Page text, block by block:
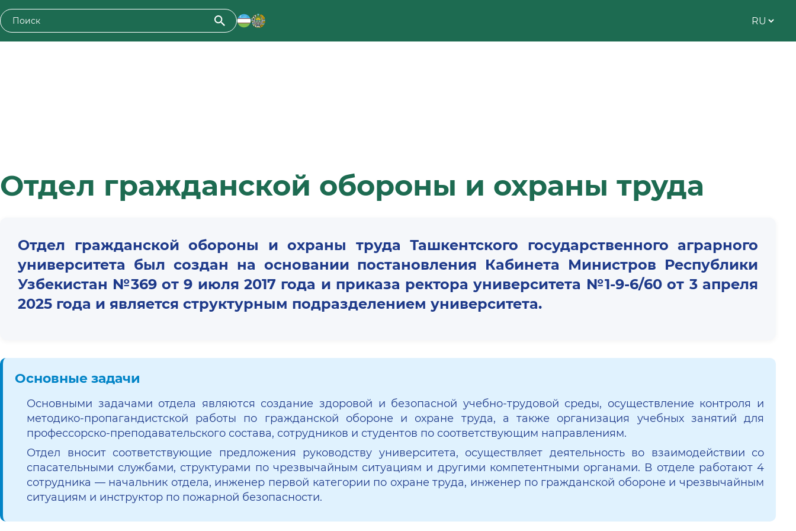
Отдел гражданской обороны и охраны труда
Отдел гражданской обороны и охраны труда Ташкентского государственного аграрного
университета был создан на основании постановления Кабинета Министров Республики
Узбекистан №369 от 9 июля 2017 года и приказа ректора университета №1-9-6/60 от 3 апреля
2025 года и является структурным подразделением университета.
Основные задачи
Основными задачами отдела являются создание здоровой и безопасной учебно-трудовой среды, осуществление контроля и
методико-пропагандистской работы по гражданской обороне и охране труда, а также организация учебных занятий для
профессорско-преподавательского состава, сотрудников и студентов по соответствующим направлениям.
Отдел вносит соответствующие предложения руководству университета, осуществляет деятельность во взаимодействии со
спасательными службами, структурами по чрезвычайным ситуациям и другими компетентными органами. В отделе работают 4
сотрудника — начальник отдела, инженер первой категории по охране труда, инженер по гражданской обороне и чрезвычайным
ситуациям и инструктор по пожарной безопасности.